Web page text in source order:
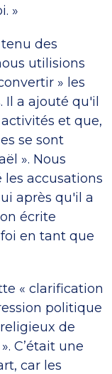
»
des
utilisions
» les
Il a ajouté qu'il
et que,
se sont
». Nous
accusations
après qu'il a
écrite
en tant que
« clarification
politique
de
C’était une
car les